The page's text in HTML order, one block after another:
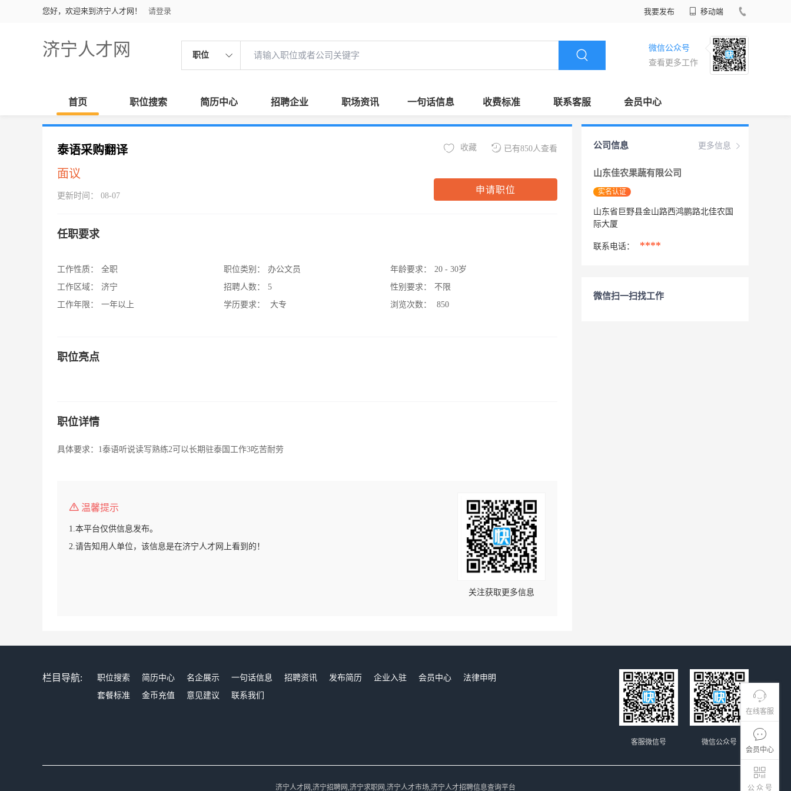
您好，欢迎来到济宁人才网！ 请登录 我要发布 移动端
济宁人才网 职位
微信公众号
查看更多工作
首页 职位搜索 简历中心 招聘企业 职场资讯 一句话信息 收费标准 联系客服 会员中心
在线客服
会员中心
公 众 号
泰语采购翻译
面议
更新时间： 08-07
已有850人查看
收藏
申请职位
任职要求
工作性质：
全职
工作区域：
济宁
工作年限：
一年以上
职位类别：
办公文员
招聘人数：
5
学历要求：
大专
年龄要求：
20 - 30岁
性别要求：
不限
浏览次数：
850
职位亮点
职位详情
具体要求：1泰语听说读写熟练2可以长期驻泰国工作3吃苦耐劳
温馨提示
1.本平台仅供信息发布。
2.请告知用人单位，该信息是在济宁人才网上看到的！
关注获取更多信息
更多信息
公司信息
山东佳农果蔬有限公司
实名认证
山东省巨野县金山路西鸿鹏路北佳农国
际大厦
联系电话： ****
微信扫一扫找工作
栏目导航: 职位搜索 简历中心 名企展示 一句话信息 招聘资讯 发布简历 企业入驻 会员中心
法律申明
套餐标准
金币充值 意见建议 联系我们
微信公众号
客服微信号
济宁人才网,济宁招聘网,济宁求职网,济宁人才市场,济宁人才招聘信息查询平台